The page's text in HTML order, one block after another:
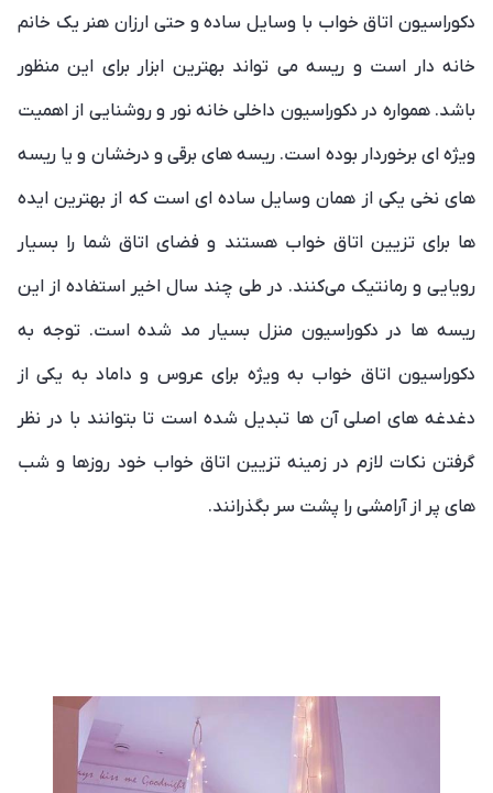
دکوراسیون اتاق خواب با وسایل ساده و حتی ارزان هنر یک خانم
خانه دار است و ریسه می تواند بهترین ابزار برای این منظور
باشد. همواره در دکوراسیون داخلی خانه نور و روشنایی از اهمیت
ویژه ای برخوردار بوده است. ریسه های برقی و درخشان و یا ریسه
های نخی یکی از همان وسایل ساده ای است که از بهترین ایده
ها برای تزیین اتاق خواب هستند و فضای اتاق شما را بسیار
رویایی و رمانتیک می‌کنند. در طی چند سال اخیر استفاده از این
ریسه ها در دکوراسیون منزل بسیار مد شده است. توجه به
دکوراسیون اتاق خواب به ویژه برای عروس و داماد به یکی از
دغدغه های اصلی آن ها تبدیل شده است تا بتوانند با در نظر
گرفتن نکات لازم در زمینه تزیین اتاق خواب خود روزها و شب
های پر از آرامشی را پشت سر بگذرانند.